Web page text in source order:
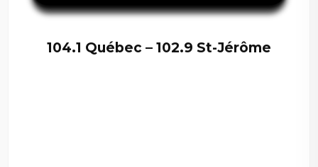
104.1 Québec – 102.9 St-Jérôme